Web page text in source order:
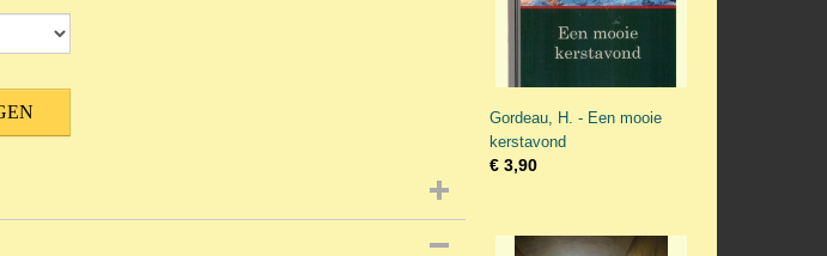
Gordeau, H. - Een mooie
kerstavond
€ 3,90